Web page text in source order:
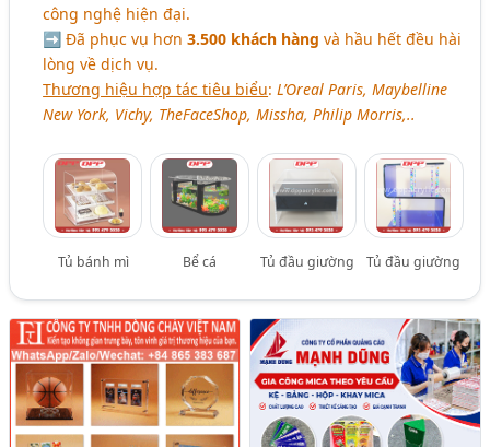
công nghệ hiện đại.
➡ Đã phục vụ hơn3.500 khách hàng và hầu hết đều hài
lòng về dịch vụ.
Thương hiệu hợp tác tiêu biểu:L’Oreal Paris, Maybelline
New York, Vichy, TheFaceShop, Missha, Philip Morris,..
Tủ bánh mì Bể cá Tủ đầu giường Tủ đầu giường